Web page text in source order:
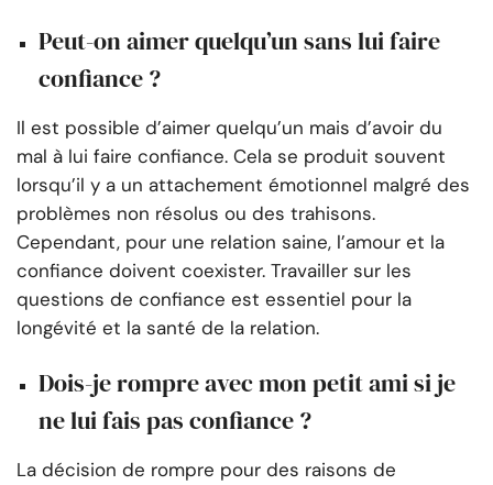
Peut-on aimer quelqu’un sans lui faire
confiance ?
Il est possible d’aimer quelqu’un mais d’avoir du
mal à lui faire confiance. Cela se produit souvent
lorsqu’il y a un attachement émotionnel malgré des
problèmes non résolus ou des trahisons.
Cependant, pour une relation saine, l’amour et la
confiance doivent coexister. Travailler sur les
questions de confiance est essentiel pour la
longévité et la santé de la relation.
Dois-je rompre avec mon petit ami si je
ne lui fais pas confiance ?
La décision de rompre pour des raisons de